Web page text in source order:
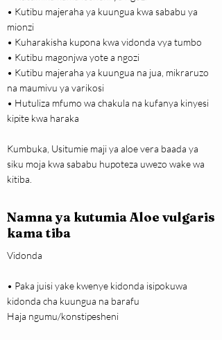
• Kutibu majeraha ya kuungua kwa sababu ya
mionzi
• Kuharakisha kupona kwa vidonda vya tumbo
• Kutibu magonjwa yote a ngozi
• Kutibu majeraha ya kuungua na jua, mikraruzo
na maumivu ya varikosi
• Hutuliza mfumo wa chakula na kufanya kinyesi
kipite kwa haraka
Kumbuka, Usitumie maji ya aloe vera baada ya
siku moja kwa sababu hupoteza uwezo wake wa
kitiba.
Namna ya kutumia Aloe vulgaris
kama tiba
Vidonda
• Paka juisi yake kwenye kidonda isipokuwa
kidonda cha kuungua na barafu
Haja ngumu/konstipesheni